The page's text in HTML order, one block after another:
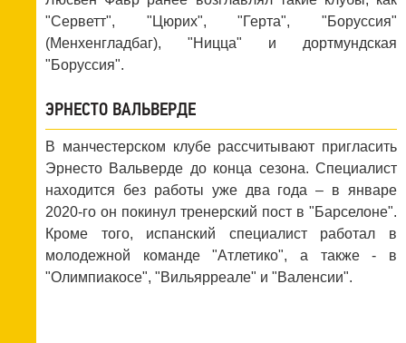
"Серветт", "Цюрих", "Герта", "Боруссия"
(Менхенгладбаг), "Ницца" и дортмундская
"Боруссия".
ЭРНЕСТО ВАЛЬВЕРДЕ
В манчестерском клубе рассчитывают пригласить
Эрнесто Вальверде до конца сезона. Специалист
находится без работы уже два года – в январе
2020-го он покинул тренерский пост в "Барселоне".
Кроме того, испанский специалист работал в
молодежной команде "Атлетико", а также - в
"Олимпиакосе", "Вильярреале" и "Валенсии".